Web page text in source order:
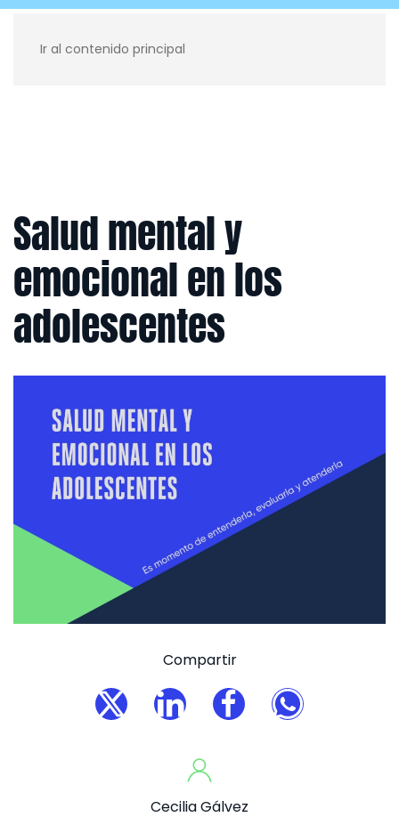
Ir al contenido principal
Salud mental y
emocional en los
adolescentes
Compartir
Cecilia Gálvez